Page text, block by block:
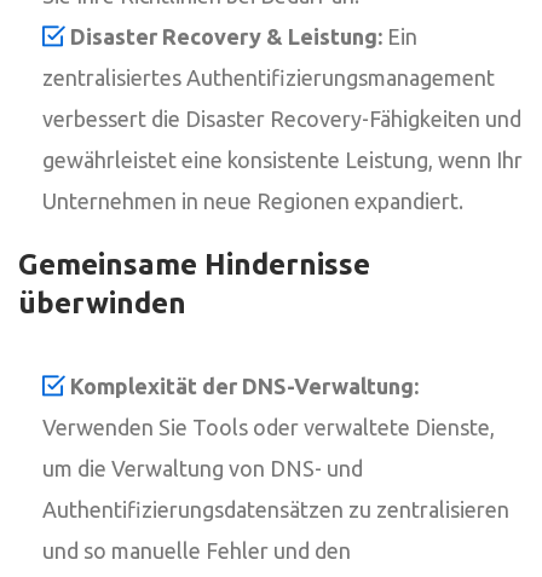
Disaster Recovery & Leistung: Ein
zentralisiertes Authentifizierungsmanagement
verbessert die Disaster Recovery-Fähigkeiten und
gewährleistet eine konsistente Leistung, wenn Ihr
Unternehmen in neue Regionen expandiert.
Gemeinsame Hindernisse
überwinden
Komplexität der DNS-Verwaltung:
Verwenden Sie Tools oder verwaltete Dienste,
um die Verwaltung von DNS- und
Authentifizierungsdatensätzen zu zentralisieren
und so manuelle Fehler und den